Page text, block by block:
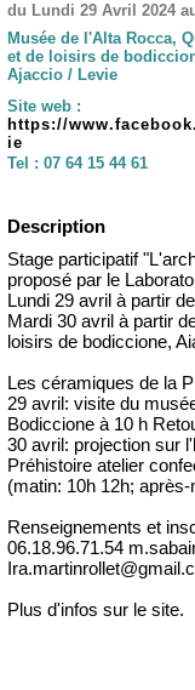
du Lundi 29 Avril 2024
Musée de l'Alta Rocca,
et de loisirs de
Ajaccio / Levie
Site web :
https://
ie
Tel : 07 64 15 44 61
Description
Stage participatif
proposé par le
Lundi 29 avril à partir
Mardi 30 avril à partir
loisirs de bodiccione,
Les céramiques de la
29 avril: visite du
Bodiccione à 10 h
30 avril: projection sur
Préhistoire atelier
(matin: 10h 12h;
Renseignements et
06.18.96.71.54
Plus d'infos sur le site.